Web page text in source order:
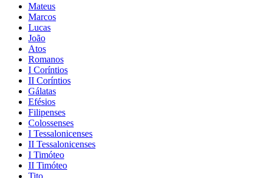
Mateus
Marcos
Lucas
João
Atos
Romanos
I Coríntios
II Coríntios
Gálatas
Efésios
Filipenses
Colossenses
I Tessalonicenses
II Tessalonicenses
I Timóteo
II Timóteo
Tito